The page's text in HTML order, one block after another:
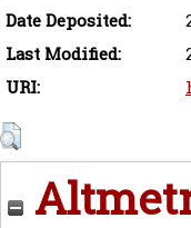
Date Deposited:
Last Modified:
URI: